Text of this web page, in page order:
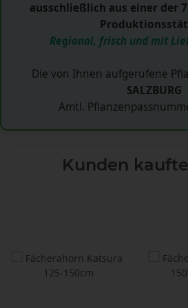
ausschließlich aus einer der
Regional, frisch und mit
Die von Ihnen aufgerufene
SALZBURG
Amtl.
Kunden